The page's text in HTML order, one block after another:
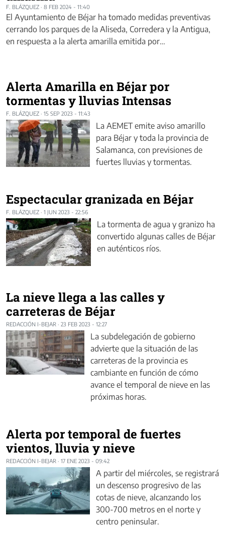
F. BLÁZQUEZ · 8 FEB 2024 - 11:40
El Ayuntamiento de Béjar ha tomado medidas preventivas
cerrando los parques de la Aliseda, Corredera y la Antigua,
en respuesta a la alerta amarilla emitida por…
Alerta Amarilla en Béjar por
tormentas y lluvias Intensas
F. BLÁZQUEZ · 15 SEP 2023 - 11:43
La AEMET emite aviso amarillo
para Béjar y toda la provincia de
Salamanca, con previsiones de
fuertes lluvias y tormentas.
Espectacular granizada en Béjar
F. BLÁZQUEZ · 1 JUN 2023 - 22:56
La tormenta de agua y granizo ha
convertido algunas calles de Béjar
en auténticos ríos.
La nieve llega a las calles y
carreteras de Béjar
REDACCIÓN I-BEJAR · 23 FEB 2023 - 12:27
La subdelegación de gobierno
advierte que la situación de las
carreteras de la provincia es
cambiante en función de cómo
avance el temporal de nieve en las
próximas horas.
Alerta por temporal de fuertes
vientos, lluvia y nieve
REDACCIÓN I-BEJAR · 17 ENE 2023 - 09:42
A partir del miércoles, se registrará
un descenso progresivo de las
cotas de nieve, alcanzando los
300-700 metros en el norte y
centro peninsular.